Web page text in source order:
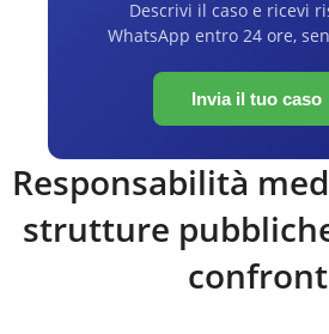
Descrivi il caso e ricevi
WhatsApp entro 24 ore,
Invia il tuo caso
Responsabilità
strutture